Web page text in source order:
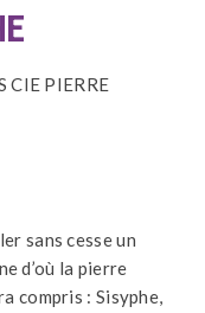
CIE PIERRE
sans cesse un
d’où la pierre
compris : Sisyphe,